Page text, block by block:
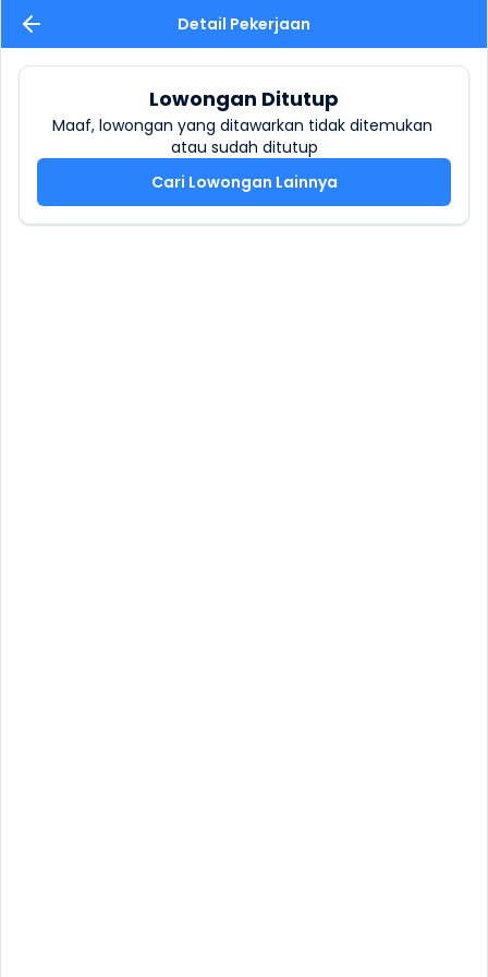
Detail Pekerjaan
Lowongan Ditutup
Maaf, lowongan yang ditawarkan tidak ditemukan
atau sudah ditutup
Cari Lowongan Lainnya